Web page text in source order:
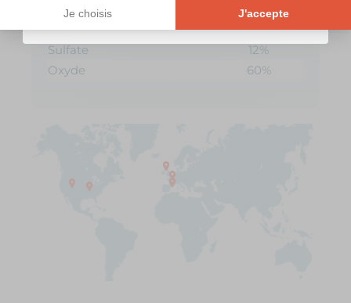
Je choisis J'accepte
Plateforme de Gestion du Consentement : Personnalisez vos
Notre plateforme vous permet d'adapter et de gérer vos
Chlorure
12%
Magnésium Marin
58%
Sulfate
12%
Oxyde
60%